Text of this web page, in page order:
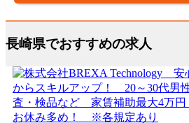
長崎県でおすすめの求人